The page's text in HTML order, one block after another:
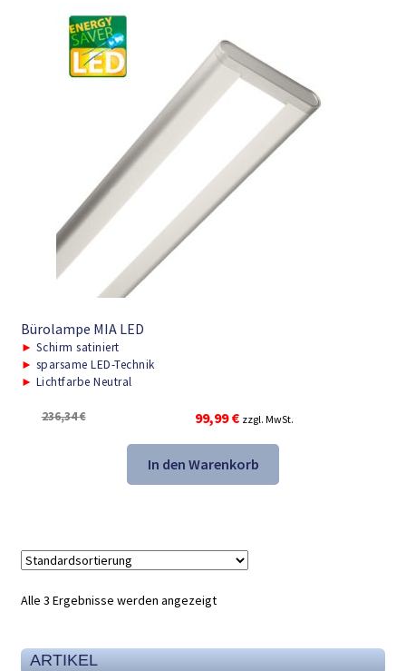
Bürolampe MIA LED
► Schirm satiniert
► sparsame LED-Technik
► Lichtfarbe Neutral
236,34€
Ursprünglicher
Preis
war:
236,34 €
99,99€Aktueller
Preis
ist:
99,99 €.
zzgl. MwSt.
In den Warenkorb
Alle 3 Ergebnisse werden angezeigt
ARTIKEL